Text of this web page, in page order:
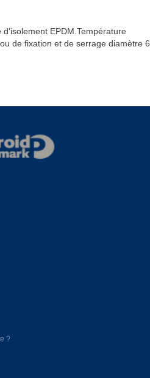
EPDM.Température
de fixation et de serrage diamètre 6
?